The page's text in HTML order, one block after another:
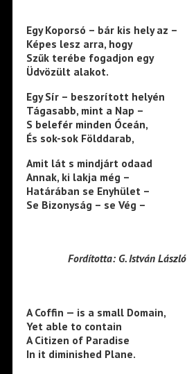
Egy Koporsó – bár kis hely az –
Képes lesz arra, hogy
Szűk terébe fogadjon egy
Üdvözült alakot.
Egy Sír – beszorított helyén
Tágasabb, mint a Nap –
S belefér minden Óceán,
És sok-sok Földdarab,
Amit lát s mindjárt odaad
Annak, ki lakja még –
Határában se Enyhület –
Se Bizonyság – se Vég –
Fordította: G. István László
A Coffin — is a small Domain,
Yet able to contain
A Citizen of Paradise
In it diminished Plane.